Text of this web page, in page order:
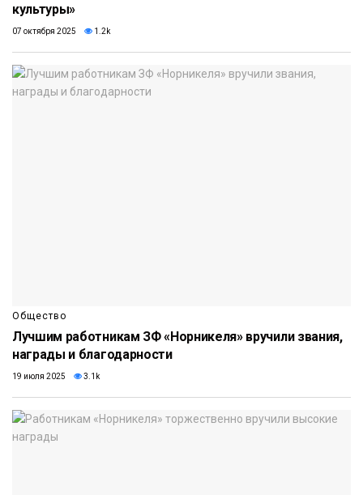
культуры»
07 октября 2025 1.2k
Общество
Лучшим работникам ЗФ «Норникеля» вручили звания,
награды и благодарности
19 июля 2025 3.1k